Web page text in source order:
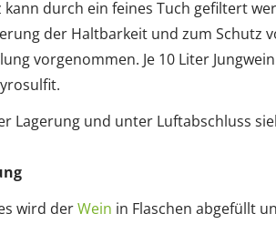
kann durch ein feines Tuch gefiltert
der Haltbarkeit und zum Schutz
vorgenommen. Je 10 Liter
Lagerung und unter Luftabschluss
wird derWein in Flaschen abgefüllt